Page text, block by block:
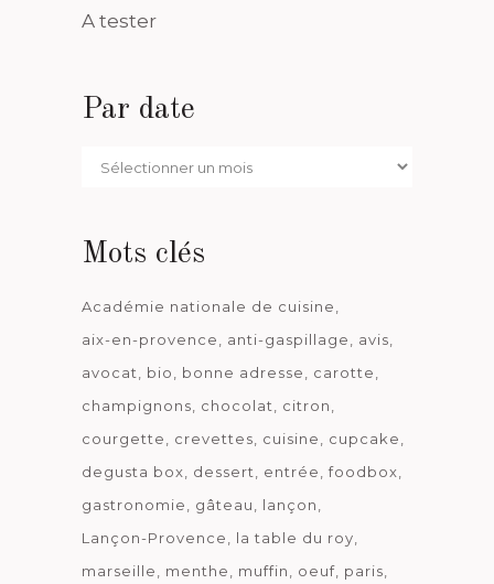
A tester
Par date
Par
Mots clés
Académie nationale de cuisine
aix-en-provence
anti-gaspillage
avis
avocat
bio bonne adresse
carotte
champignons
chocolat
citron
courgette
crevettes cuisine
cupcake
degusta box
dessert entrée
foodbox
gastronomie
gâteau
lançon
Lançon-Provence
la table du roy
marseille
menthe muffin oeuf paris